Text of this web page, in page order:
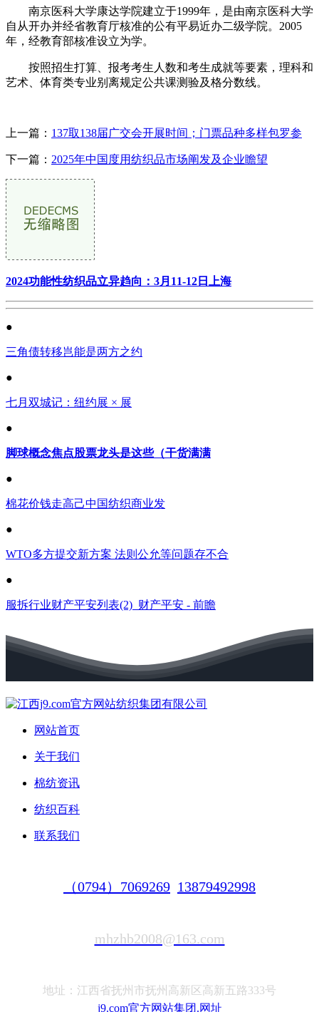
南京医科大学康达学院建立于1999年，是由南京医科大学
自从开办并经省教育厅核准的公有平易近办二级学院。2005
年，经教育部核准设立为学。
按照招生打算、报考考生人数和考生成就等要素，理科和
艺术、体育类专业别离规定公共课测验及格分数线。
上一篇： 137取138届广交会开展时间；门票品种多样包罗参
下一篇： 2025年中国度用纺织品市场阐发及企业瞻望
2024功能性纺织品立异趋向：3月11-12日上海
●
三角债转移岂能是两方之约
●
七月双城记：纽约展 × 展
●
脚球概念焦点股票龙头是这些（干货满满
●
棉花价钱走高己中国纺织商业发
●
WTO多方提交新方案 法则公允等问题存不合
●
服拆行业财产平安列表(2)_财产平安 - 前瞻
网站首页
关于我们
棉纺资讯
纺织百科
联系我们
（0794）7069269 13879492998
mhzhb2008@163.com
地址：江西省抚州市抚州高新区高新五路333号
j9.com官方网站集团.网址